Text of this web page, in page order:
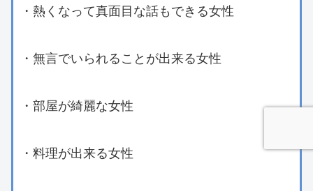
・熱くなって真面目な話もできる女性
・無言でいられることが出来る女性
・部屋が綺麗な女性
・料理が出来る女性